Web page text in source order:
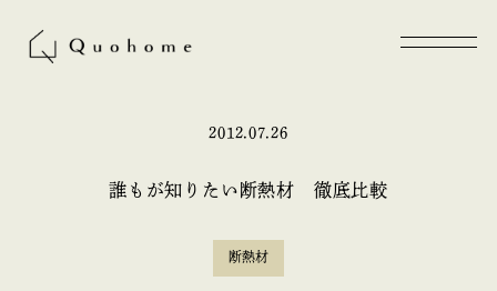
2012.07.26
誰もが知りたい断熱材 徹底比較
断熱材